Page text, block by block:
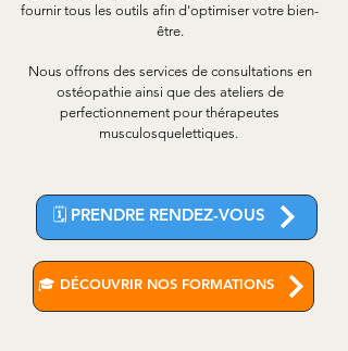
fournir tous les outils afin d'optimiser votre bien-
être.
Nous offrons des services de consultations en
ostéopathie ainsi que des ateliers de
perfectionnement pour thérapeutes
musculosquelettiques.
🗓️ PRENDRE RENDEZ-VOUS
🎓 DÉCOUVRIR NOS FORMATIONS